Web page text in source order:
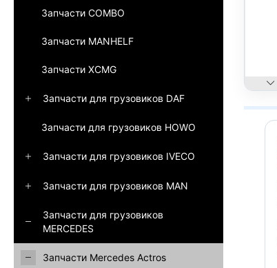
Запчасти COMBO
Запчасти MANHELF
Запчасти XCMG
Запчасти для грузовиков DAF
Запчасти для грузовиков HOWO
Запчасти для грузовиков IVECO
Запчасти для грузовиков MAN
Запчасти для грузовиков
MERCEDES
Запчасти Mercedes Actros